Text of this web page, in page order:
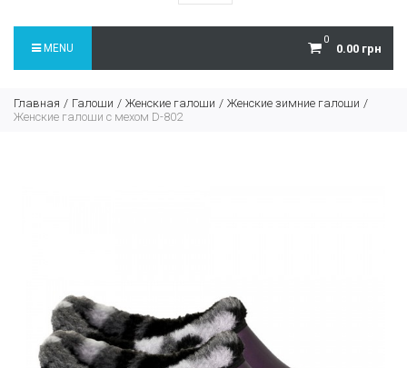
0
0.00 грн
MENU
Главная Галоши Женские галоши
Женские зимние галоши
Женские галоши с мехом D-802